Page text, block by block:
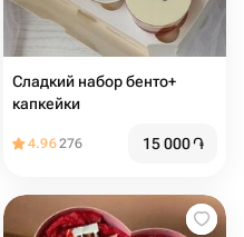
Сладкий набор бенто+
капкейки
4.96276 15 000֏